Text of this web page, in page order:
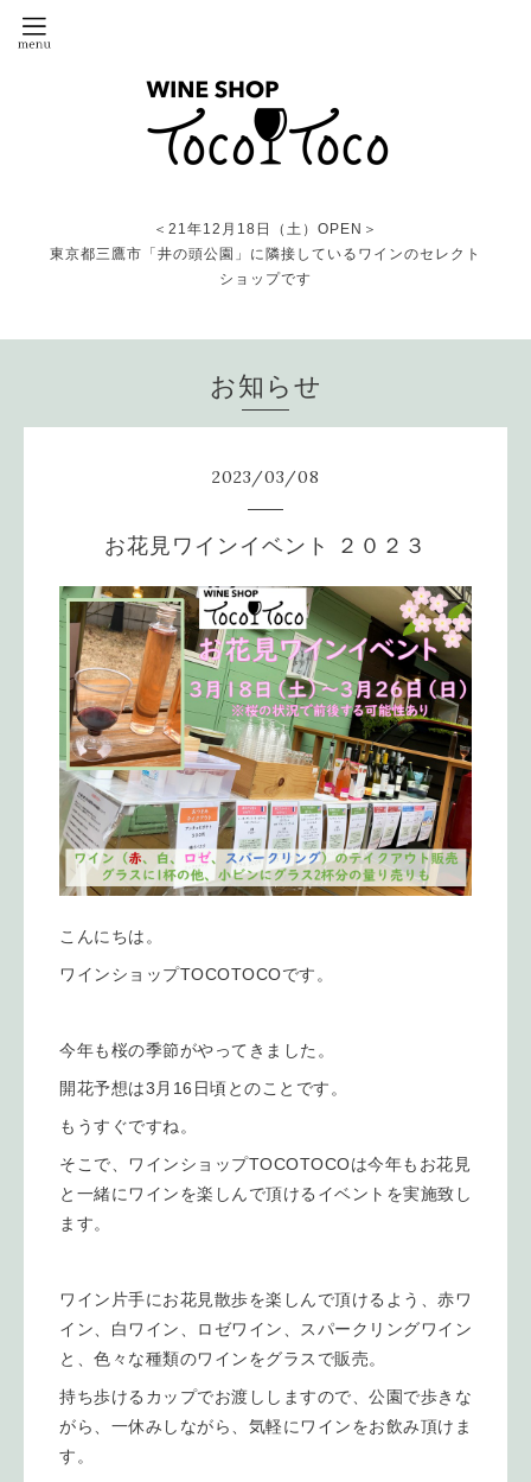
＜21年12月18日（土）OPEN＞
東京都三鷹市「井の頭公園」に隣接しているワインのセレクト
ショップです
お知らせ
2023/03/08
お花見ワインイベント ２０２３
こんにちは。
ワインショップTOCOTOCOです。
今年も桜の季節がやってきました。
開花予想は3月16日頃とのことです。
もうすぐですね。
そこで、ワインショップTOCOTOCOは今年もお花見
と一緒にワインを楽しんで頂けるイベントを実施致し
ます。
ワイン片手にお花見散歩を楽しんで頂けるよう、赤ワ
イン、白ワイン、ロゼワイン、スパークリングワイン
と、色々な種類のワインをグラスで販売。
持ち歩けるカップでお渡ししますので、公園で歩きな
がら、一休みしながら、気軽にワインをお飲み頂けま
す。